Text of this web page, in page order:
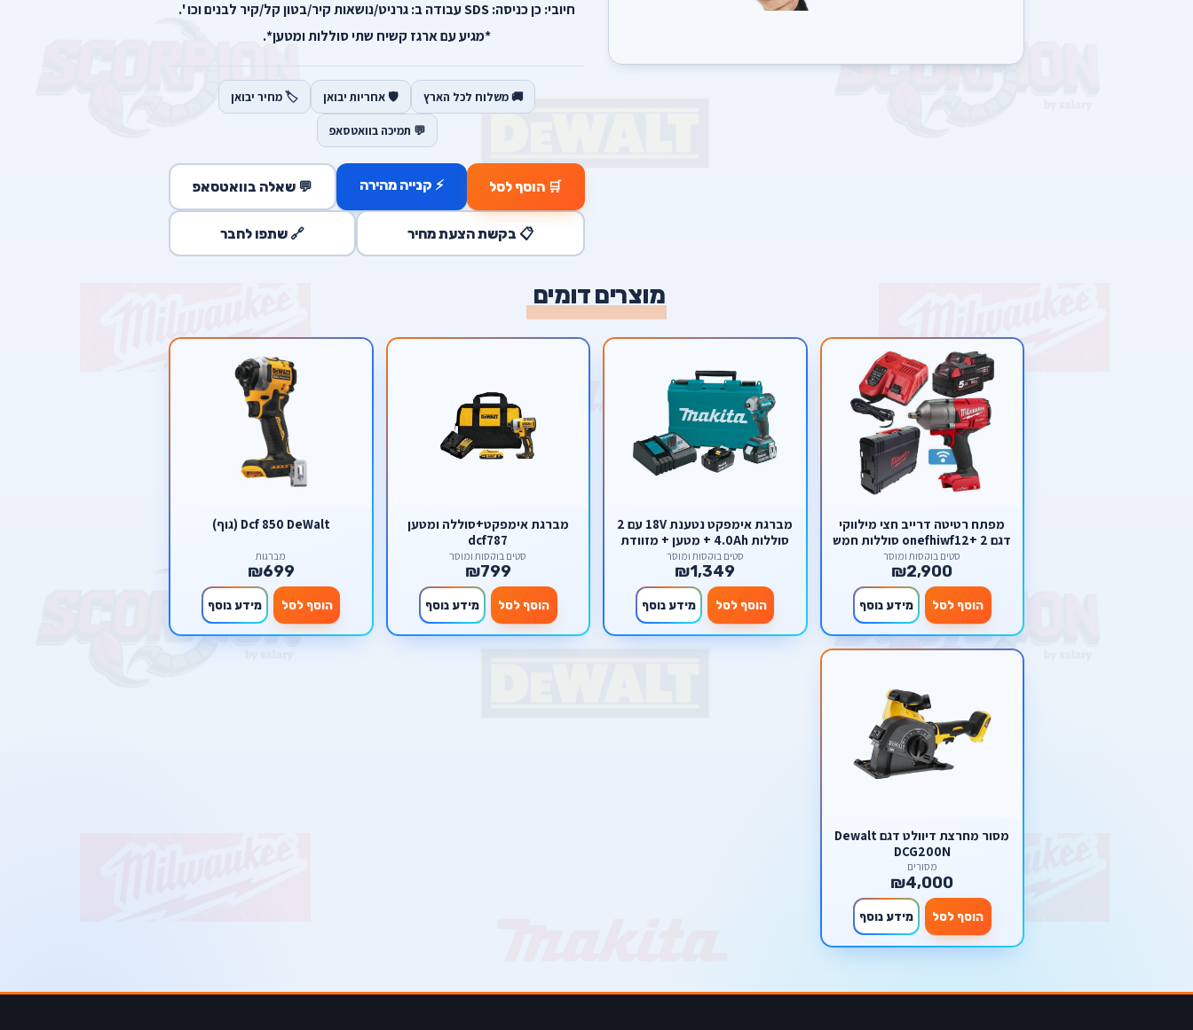
חיובי: כן כניסה: SDS עבודה ב: גרניט/נושאות קיר/בטון קל/קיר לבנים וכו '.
*מגיע עם ארגז קשיח שתי סוללות ומטען*.
🚚 משלוח לכל הארץ 🛡️ אחריות יבואן 🏷️ מחיר יבואן
💬 תמיכה בוואטסאפ
🛒 הוסף לסל ⚡ קנייה מהירה 💬 שאלה בוואטסאפ
📋 בקשת הצעת מחיר 🔗 שתפו לחבר
מוצרים דומים
מפתח רטיטה דרייב חצי מילווקי
דגם onefhiwf12+ 2 סוללות חמש
אמפר + מטען מהיר
סטים בוקסות ומוסך
₪2,900
הוסף לסל מידע נוסף
מברגת אימפקט נטענת 18V עם 2
סוללות 4.0Ah + מטען + מזוודת
נשיאה Makita LXT 18V
DTD153RTE
סטים בוקסות ומוסך
₪1,349
הוסף לסל מידע נוסף
מברגת אימפקט+סוללה ומטען
dcf787
סטים בוקסות ומוסך
₪799
הוסף לסל מידע נוסף
Dcf 850 DeWalt (גוף)
מברגות
₪699
הוסף לסל מידע נוסף
מסור ‏מחרצת דיוולט דגם Dewalt
DCG200N
מסורים
₪4,000
הוסף לסל מידע נוסף